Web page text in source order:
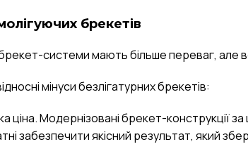
брекетів
брекет-системи мають більше переваг, але
мінуси безлігатурних брекетів:
ціна. Модернізовані брекет-конструкції
забезпечити якісний результат, який